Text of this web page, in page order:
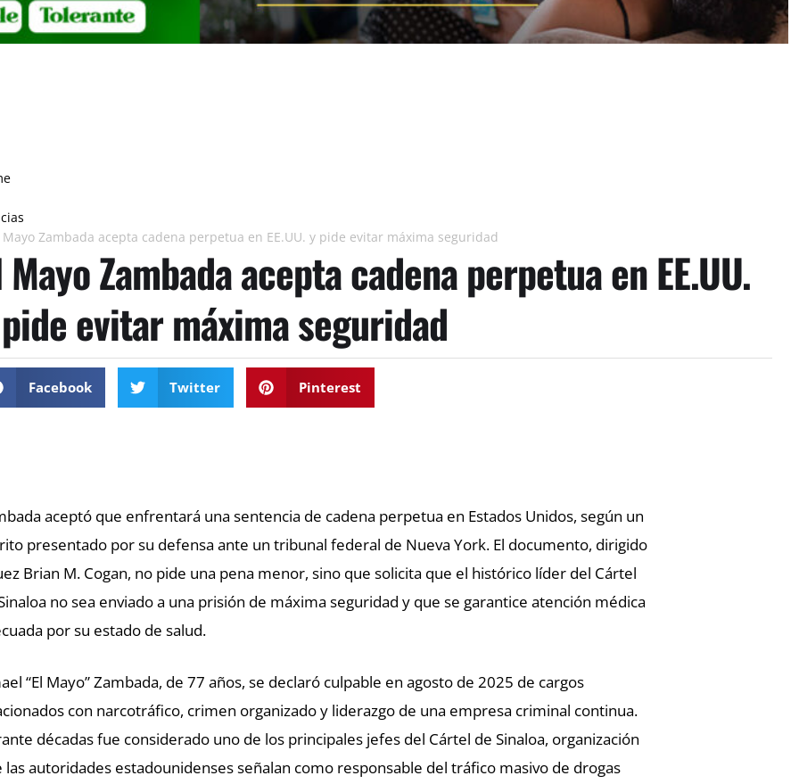
Mayo Zambada acepta cadena perpetua en EE.UU. y pide evitar máxima seguridad
Mayo Zambada acepta cadena perpetua en EE.UU.
evitar máxima seguridad
Facebook Twitter Pinterest
aceptó que enfrentará una sentencia de cadena perpetua en Estados Unidos, según un
presentado por su defensa ante un tribunal federal de Nueva York. El documento, dirigido
Brian M. Cogan, no pide una pena menor, sino que solicita que el histórico líder del Cártel
no sea enviado a una prisión de máxima seguridad y que se garantice atención médica
por su estado de salud.
“El Mayo” Zambada, de 77 años, se declaró culpable en agosto de 2025 de cargos
con narcotráfico, crimen organizado y liderazgo de una empresa criminal continua.
décadas fue considerado uno de los principales jefes del Cártel de Sinaloa, organización
las autoridades estadounidenses señalan como responsable del tráfico masivo de drogas